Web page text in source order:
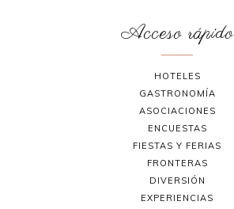
Acceso rápido
HOTELES
GASTRONOMÍA
ASOCIACIONES
ENCUESTAS
FIESTAS Y FERIAS
FRONTERAS
DIVERSIÓN
EXPERIENCIAS